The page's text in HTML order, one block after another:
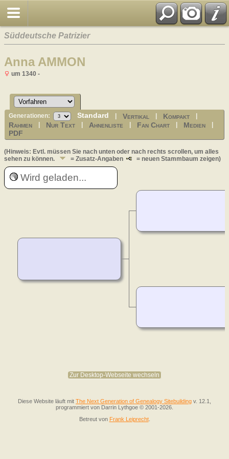
Süddeutsche Patrizier
Anna AMMON
um 1340 -
Generationen: Standard |Vertikal Kompakt
Rahmen Nur Text Ahnenliste Fan Chart Medien
PDF
(Hinweis: Evtl. müssen Sie nach unten oder nach rechts scrollen, um alles
sehen zu können.
= Zusatz-Angaben = neuen Stammbaum zeigen)
Wird geladen...
Zur Desktop-Webseite wechseln
Diese Website läuft mit The Next Generation of Genealogy Sitebuilding v. 12.1,
programmiert von Darrin Lythgoe © 2001-2026.
Betreut von Frank Leiprecht.